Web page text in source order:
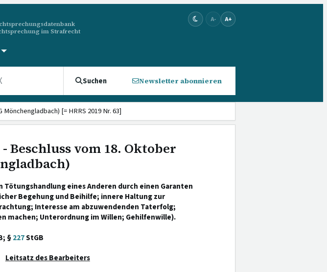
im Strafrecht
A- A+
Suchen Newsletter abonnieren
[= HRRS 2019 Nr. 63]
- Beschluss vom 18. Oktober
eines Anderen durch einen Garanten
Begehung und Beihilfe; innere Haltung zur
Interesse am abzuwendenden Taterfolg;
machen; Unterordnung im Willen; Gehilfenwille).
§227StGB
Leitsatz des Bearbeiters